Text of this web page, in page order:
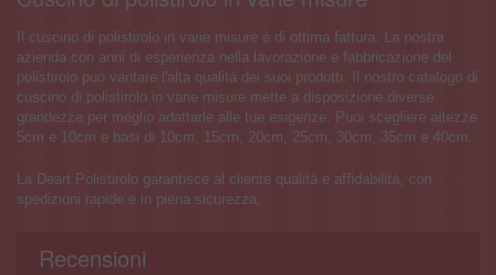
Il cuscino di polistirolo in varie misure è di ottima fattura. La nostra
azienda con anni di esperienza nella lavorazione e fabbricazione del
polistirolo può vantare l'alta qualità dei suoi prodotti. Il nostro catalogo di
cuscino di polistirolo in varie misure mette a disposizione diverse
grandezze per meglio adattarle alle tue esigenze. Puoi scegliere altezze
5cm e 10cm e basi di 10cm, 15cm, 20cm, 25cm, 30cm, 35cm e 40cm.
La Deart Polistirolo garantisce al cliente qualità e affidabilità, con
spedizioni rapide e in piena sicurezza.
Recensioni